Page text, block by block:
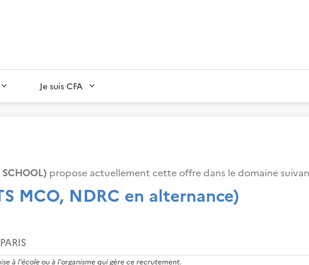
Je suis CFA
propose actuellement cette offre dans le domaine
MCO, NDRC en alternance)
à l'école ou à l'organisme qui gère ce recrutement.